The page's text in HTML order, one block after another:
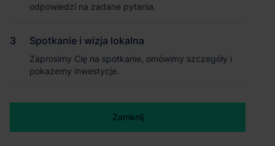
Magazyn Gdynia City Logistics
Gdynia, Pomorskie
odpowiedzi na zadane pytania.
Spotkanie i wizja lokalna
Zaprosimy Cię na spotkanie, omówimy szczegóły i
pokażemy inwestycje.
Zamknij
Email służbowy
odpowiedzi na zadane pytania.
Spotkanie i wizja lokalna
Zaprosimy Cię na spotkanie, omówimy szczegóły i
pokażemy inwestycje.
Zamknij